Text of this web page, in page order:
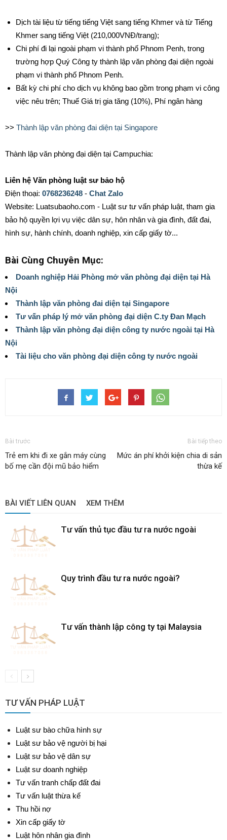
Dịch tài liệu từ tiếng tiếng Việt sang tiếng Khmer và từ Tiếng
Khmer sang tiếng Việt (210,000VNĐ/trang);
Chi phí đi lại ngoài phạm vi thành phố Phnom Penh, trong
trường hợp Quý Công ty thành lập văn phòng đại diện ngoài
phạm vi thành phố Phnom Penh.
Bất kỳ chi phí cho dịch vụ không bao gồm trong phạm vi công
việc nêu trên; Thuế Giá trị gia tăng (10%), Phí ngân hàng
>> Thành lập văn phòng đai diện tại Singapore
Thành lập văn phòng đại diện tại Campuchia:
Liên hệ Văn phòng luật sư bảo hộ
Điện thoại: 0768236248 - Chat Zalo
Website: Luatsubaoho.com - Luật sư tư vấn pháp luật, tham gia
bảo hộ quyền lợi vụ việc dân sự, hôn nhân và gia đình, đất đai,
hình sự, hành chính, doanh nghiệp, xin cấp giấy tờ...
Bài Cùng Chuyên Mục:
Doanh nghiệp Hải Phòng mở văn phòng đại diện tại Hà
Nội
Thành lập văn phòng đai diện tại Singapore
Tư vấn pháp lý mở văn phòng đại diện C.ty Đan Mạch
Thành lập văn phòng đại diện công ty nước ngoài tại Hà
Nội
Tài liệu cho văn phòng đại diện công ty nước ngoài
Bài trước
Trẻ em khi đi xe gắn máy cùng
bố mẹ cần đội mũ bảo hiểm
Bài tiếp theo
Mức án phí khởi kiện chia di sản
thừa kế
BÀI VIẾT LIÊN QUAN XEM THÊM
Tư vấn thủ tục đầu tư ra nước ngoài
Quy trình đầu tư ra nước ngoài?
Tư vấn thành lập công ty tại Malaysia
TƯ VẤN PHÁP LUẬT
Luật sư bào chữa hình sự
Luật sư bảo vệ người bị hại
Luật sư bảo vệ dân sự
Luật sư doanh nghiệp
Tư vấn tranh chấp đất đai
Tư vấn luật thừa kế
Thu hồi nợ
Xin cấp giấy tờ
Luật hôn nhân gia đình